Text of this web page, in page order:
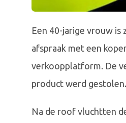
Een 40-jarige vrouw is
afspraak met een
verkoopplatform. De
product werd gestolen.
Na de roof vluchtten